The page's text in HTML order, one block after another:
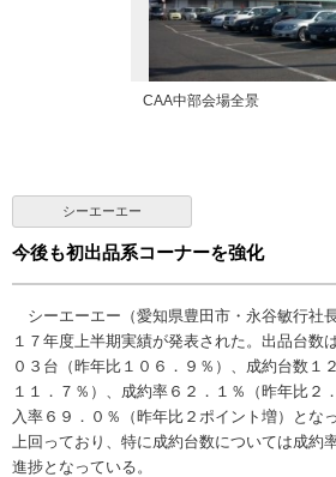
CAA中部会場全景
シーエーエー
今後も初出品系コーナーを強化
シーエーエー（愛知県豊田市・永谷敏行社
１７年度上半期実績が発表された。出品台数
０３台（昨年比１０６．９％）、成約台数１
１１．７％）、成約率６２．１％（昨年比２
入率６９．０％（昨年比２ポイント増）とな
上回っており、特に成約台数については成約
進捗となっている。